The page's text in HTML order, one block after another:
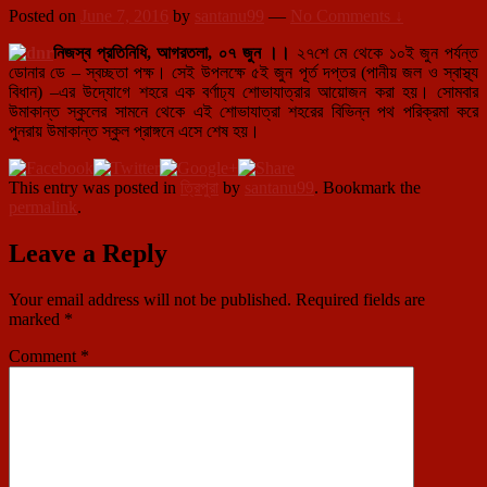
Posted on June 7, 2016 by santanu99 — No Comments ↓
নিজস্ব প্রতিনিধি, আগরতলা, ০৭ জুন ।। ২৭শে মে থেকে ১০ই জুন পর্যন্ত
ডোনার ডে – স্বচ্ছতা পক্ষ। সেই উপলক্ষে ৫ই জুন পূর্ত দপ্তর (পানীয় জল ও স্বাস্থ্য
বিধান) –এর উদ্যোগে শহরে এক বর্ণাঢ্য শোভাযাত্রার আয়োজন করা হয়। সোমবার
উমাকান্ত স্কুলের সামনে থেকে এই শোভাযাত্রা শহরের বিভিন্ন পথ পরিক্রমা করে
পুনরায় উমাকান্ত স্কুল প্রাঙ্গনে এসে শেষ হয়।
This entry was posted in ত্রিপুরা by santanu99. Bookmark the
permalink.
Leave a Reply
Your email address will not be published. Required fields are
marked *
Comment *